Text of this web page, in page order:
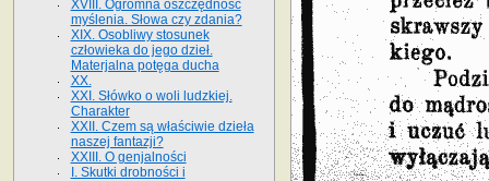
XVIII. Ogromna oszczędność
myślenia. Słowa czy zdania?
XIX. Osobliwy stosunek
człowieka do jego dzieł.
Materjalna potęga ducha
XX.
XXI. Słówko o woli ludzkiej.
Charakter
XXII. Czem są właściwie dzieła
naszej fantazji?
XXIII. O genjalności
I. Skutki drobności i